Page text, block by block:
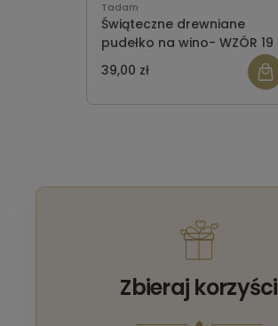
Tadam
Świąteczne drewniane
pudełko na wino- WZÓR 19
39,00 zł
Zbieraj korzyści